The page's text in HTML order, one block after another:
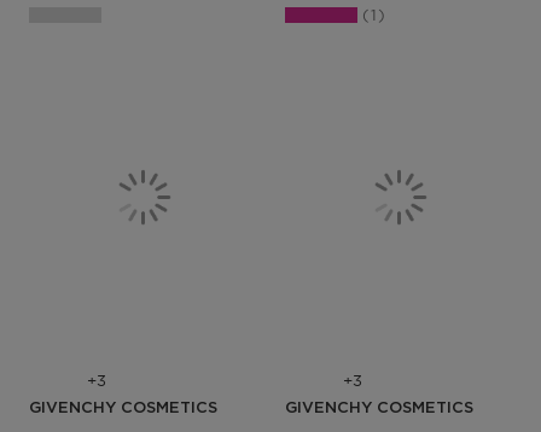
1
3
GIVENCHY COSMETICS
3
GIVENCHY COSMETICS